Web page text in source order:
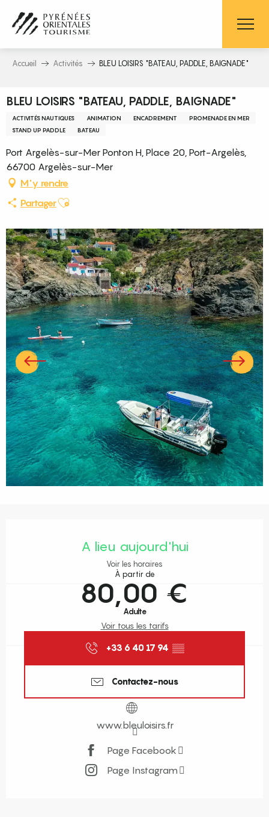
contenu
principal
Accueil Activités BLEU LOISIRS "BATEAU, PADDLE, BAIGNADE"
BLEU LOISIRS "BATEAU, PADDLE, BAIGNADE"
ACTIVITÉS NAUTIQUES ANIMATION ENCADREMENT
PROMENADE EN MER
STAND UP PADDLE
BATEAU
Port Argelès-sur-Mer Ponton H, Place 20, Port-Argelès,
66700 Argelès-sur-Mer
M'y rendre
PartagerAjouter aux favoris
A lieu aujourd'hui
Voir les horaires
À partir de
80,00 €
Adulte
Voir tous les tarifs
+33 6 40 17 94 ▒▒
Contactez-nous
www.bleuloisirs.fr
Page Facebook
Page Instagram